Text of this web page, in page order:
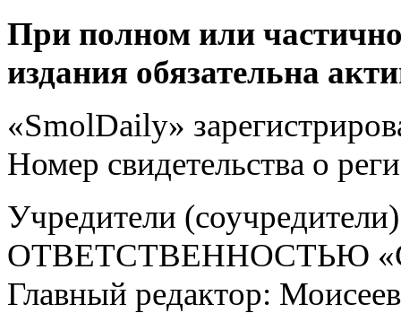
При полном или
издания обязательна
«SmolDaily»
Номер свидетельства о
Учредители
ОТВЕТСТВЕННОСТЬЮ
Главный редактор: